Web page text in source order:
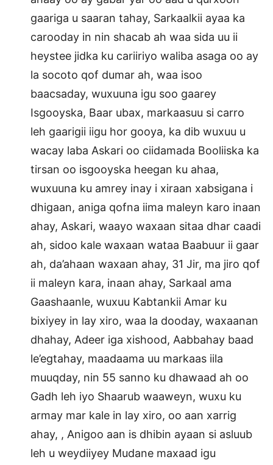
gaariga u saaran tahay, Sarkaalkii ayaa ka
carooday in nin shacab ah waa sida uu ii
heystee jidka ku cariiriyo waliba asaga oo ay
la socoto qof dumar ah, waa isoo
baacsaday, wuxuuna igu soo gaarey
Isgooyska, Baar ubax, markaasuu si carro
leh gaarigii iigu hor gooya, ka dib wuxuu u
wacay laba Askari oo ciidamada Booliiska ka
tirsan oo isgooyska heegan ku ahaa,
wuxuuna ku amrey inay i xiraan xabsigana i
dhigaan, aniga qofna iima maleyn karo inaan
ahay, Askari, waayo waxaan sitaa dhar caadi
ah, sidoo kale waxaan wataa Baabuur ii gaar
ah, da’ahaan waxaan ahay, 31 Jir, ma jiro qof
ii maleyn kara, inaan ahay, Sarkaal ama
Gaashaanle, wuxuu Kabtankii Amar ku
bixiyey in lay xiro, waa la dooday, waxaanan
dhahay, Adeer iga xishood, Aabbahay baad
le’egtahay, maadaama uu markaas iila
muuqday, nin 55 sanno ku dhawaad ah oo
Gadh leh iyo Shaarub waaweyn, wuxu ku
armay mar kale in lay xiro, oo aan xarrig
ahay, , Anigoo aan is dhibin ayaan si asluub
leh u weydiiyey Mudane maxaad igu